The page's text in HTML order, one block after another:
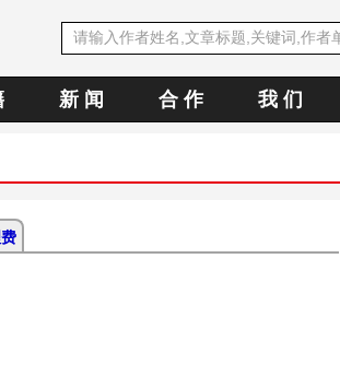
新 闻 合 作 我 们